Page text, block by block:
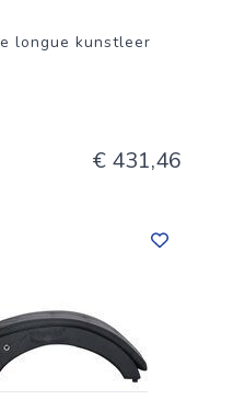
longue kunstleer
€ 431,46